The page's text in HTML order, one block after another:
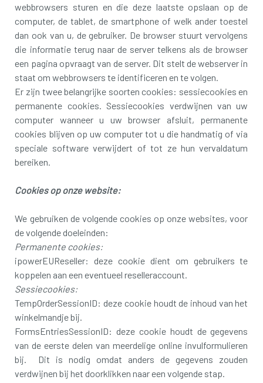
webbrowsers sturen en die deze laatste opslaan op de
computer, de tablet, de smartphone of welk ander toestel
dan ook van u, de gebruiker. De browser stuurt vervolgens
die informatie terug naar de server telkens als de browser
een pagina opvraagt van de server. Dit stelt de webserver in
staat om webbrowsers te identificeren en te volgen.
Er zijn twee belangrijke soorten cookies: sessiecookies en
permanente cookies. Sessiecookies verdwijnen van uw
computer wanneer u uw browser afsluit, permanente
cookies blijven op uw computer tot u die handmatig of via
speciale software verwijdert of tot ze hun vervaldatum
bereiken.
Cookies op onze website:
We gebruiken de volgende cookies op onze websites, voor
de volgende doeleinden:
Permanente cookies:
ipowerEUReseller: deze cookie dient om gebruikers te
koppelen aan een eventueel reselleraccount.
Sessiecookies:
TempOrderSessionID: deze cookie houdt de inhoud van het
winkelmandje bij.
FormsEntriesSessionID: deze cookie houdt de gegevens
van de eerste delen van meerdelige online invulformulieren
bij. Dit is nodig omdat anders de gegevens zouden
verdwijnen bij het doorklikken naar een volgende stap.